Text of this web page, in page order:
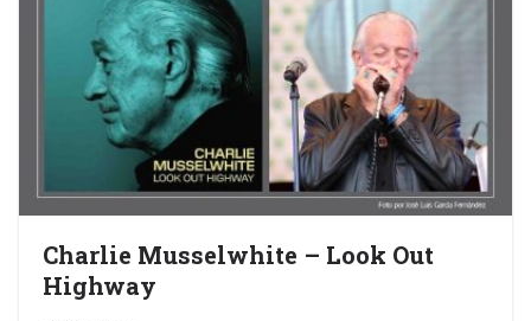
Charlie Musselwhite – Look Out
Highway